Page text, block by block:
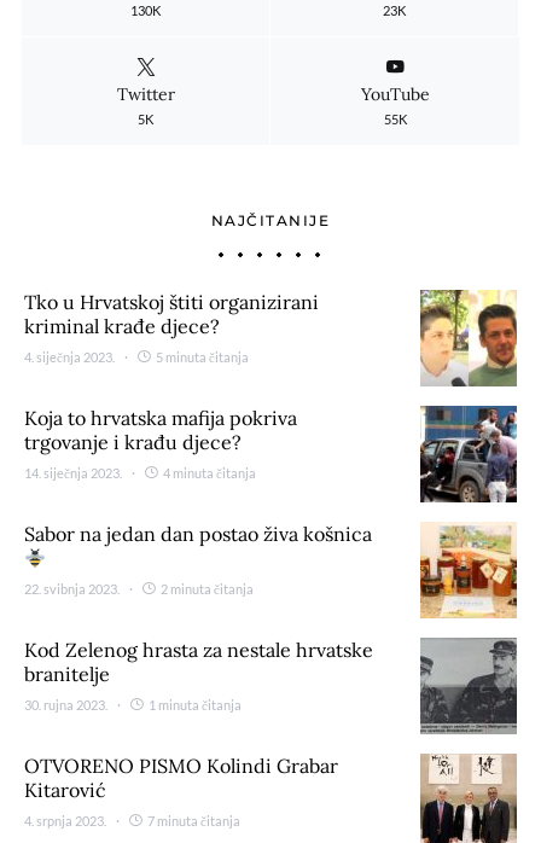
130K 23K
Twitter
5K
YouTube
55K
NAJČITANIJE
Tko u Hrvatskoj štiti organizirani
kriminal krađe djece?
4. siječnja 2023. 5 minuta čitanja
Koja to hrvatska mafija pokriva
trgovanje i krađu djece?
14. siječnja 2023. 4 minuta čitanja
Sabor na jedan dan postao živa košnica
22. svibnja 2023. 2 minuta čitanja
Kod Zelenog hrasta za nestale hrvatske
branitelje
30. rujna 2023. 1 minuta čitanja
OTVORENO PISMO Kolindi Grabar
Kitarović
4. srpnja 2023. 7 minuta čitanja